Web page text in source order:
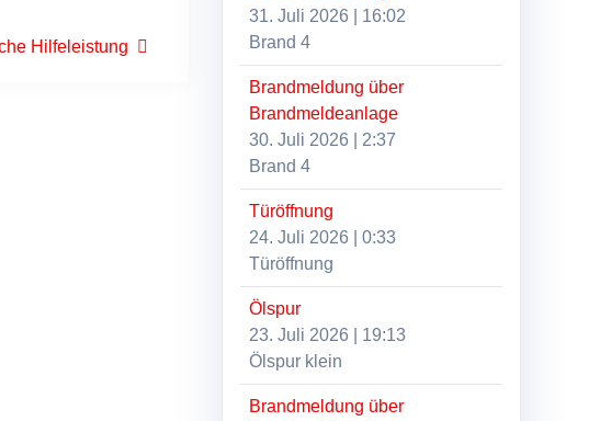
Hilfeleistung
31. Juli 2026
16:02
Brand 4
Brandmeldung über
Brandmeldeanlage
30. Juli 2026
2:37
Brand 4
Türöffnung
24. Juli 2026 |0:33
Türöffnung
Ölspur
23. Juli 2026
19:13
Ölspur klein
Brandmeldung über